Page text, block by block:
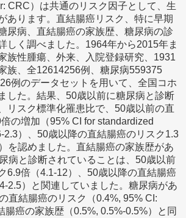
CRC）は共通のリスク因子として、生
あります。直結腸癌リスク、特に早期
尿病、直結腸癌の家族歴、糖尿病の診
しく調べました。1964年から2015年ま
族性腫瘍、外来、入院登録研究、1931
族、全12614256例、糖尿病559375
例のデータセットを用いて、全国コホ
した。結果、50歳以前に糖尿病と診断
リスク標準化罹患比で、50歳以前の直
の増加（95% CI for standardized
2.3）、50歳以降の直結腸癌のリスク1.3
を認めました。直結腸癌の家族歴があ
病と診断されていることは、50歳以前
6.9倍（4.1-12）、50歳以降の直結腸癌
2.5）と関連していました。糖尿病があ
直結腸癌のリスク（0.4%, 95% CI:
腸癌の家族歴（0.5%, 0.5%-0.5%）と同